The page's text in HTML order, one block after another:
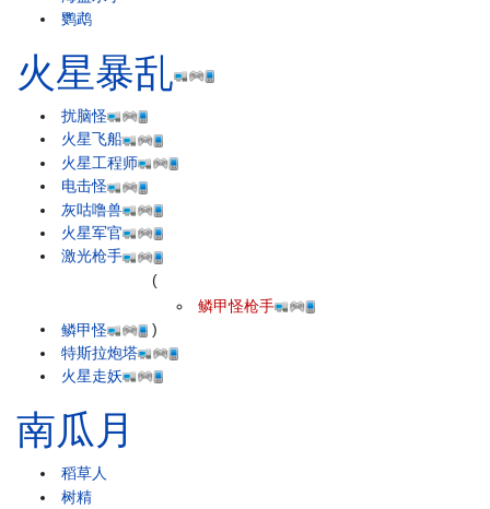
鹦鹉
火星暴乱
扰脑怪
火星飞船
火星工程师
电击怪
灰咕噜兽
火星军官
激光枪手
鳞甲怪
(
鳞甲怪枪手
)
特斯拉炮塔
火星走妖
南瓜月
稻草人
树精